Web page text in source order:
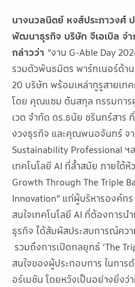
นางนวลนิตย์ หงส์ประภาวงศ์
พัฒนาธุรกิจ บริษัท จีเอเบิล จ
กล่าวว่า “งาน G-Able Day
รวมตัวพันธมิตร พาร์ทเนอร์ด้า
20 บริษัท พร้อมเหล่ากูรูสายเท
โดย คุณแซม ตันสกุล กรรมกา
เวต จำกัด ดร.ธนัย ชรินทร์สาร
งวงธุรกิจ และคุณพนอจันทร์ จ
Sustainability Professional
เทคโนโลยี AI ที่ล้ำสมัย ภายใต้หั
Growth Through The Triple
Innovation” แก่ผู้บริหารองค์ก
สนใจเทคโนโลยี AI ที่ต้องการน
ธุรกิจ ได้สัมผัสประสบการณ์คว
รวมถึงการเปิดกลยุทธ์ ‘The
สนใจของผู้ประกอบการ ในกา
อร์เมชัน โดยหวังเป็นอย่างยิ่งว่